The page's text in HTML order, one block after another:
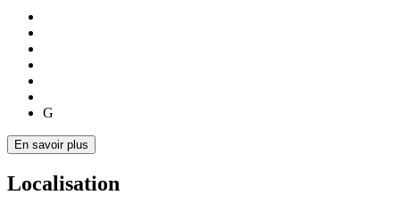
G
En savoir plus
Localisation